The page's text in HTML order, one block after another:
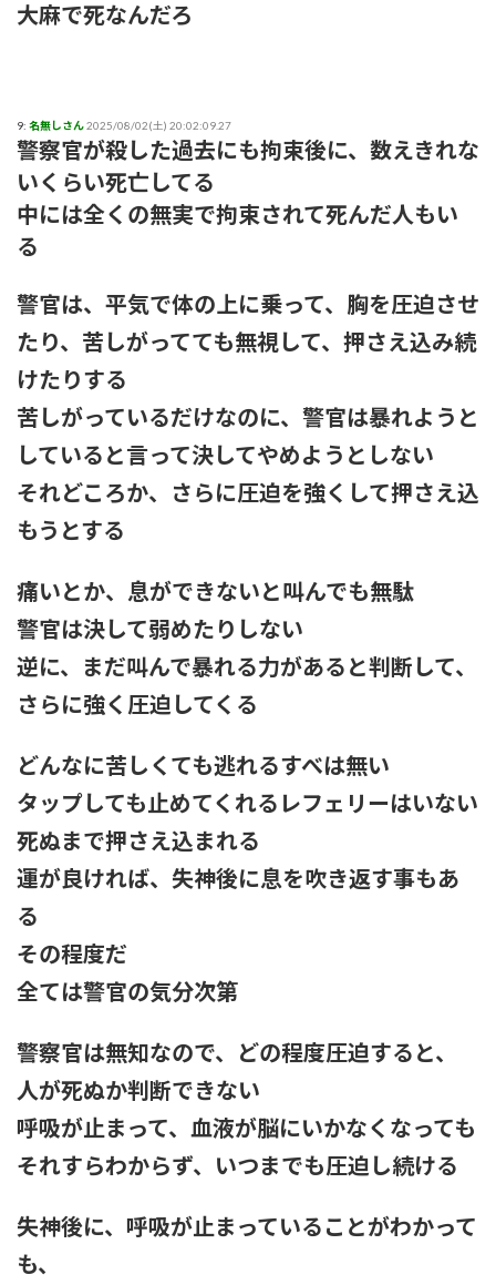
大麻で死なんだろ
9: 名無しさん2025/08/02(土) 20:02:09.27
警察官が殺した過去にも拘束後に、数えきれな
いくらい死亡してる
中には全くの無実で拘束されて死んだ人もい
る
警官は、平気で体の上に乗って、胸を圧迫させ
たり、苦しがってても無視して、押さえ込み続
けたりする
苦しがっているだけなのに、警官は暴れようと
していると言って決してやめようとしない
それどころか、さらに圧迫を強くして押さえ込
もうとする
痛いとか、息ができないと叫んでも無駄
警官は決して弱めたりしない
逆に、まだ叫んで暴れる力があると判断して、
さらに強く圧迫してくる
どんなに苦しくても逃れるすべは無い
タップしても止めてくれるレフェリーはいない
死ぬまで押さえ込まれる
運が良ければ、失神後に息を吹き返す事もあ
る
その程度だ
全ては警官の気分次第
警察官は無知なので、どの程度圧迫すると、
人が死ぬか判断できない
呼吸が止まって、血液が脳にいかなくなっても
それすらわからず、いつまでも圧迫し続ける
失神後に、呼吸が止まっていることがわかって
も、